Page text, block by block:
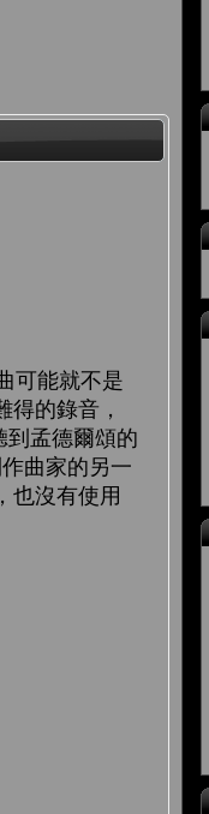
可能就不是
的錄音，
到孟德爾頌的
曲家的另一
也沒有使用